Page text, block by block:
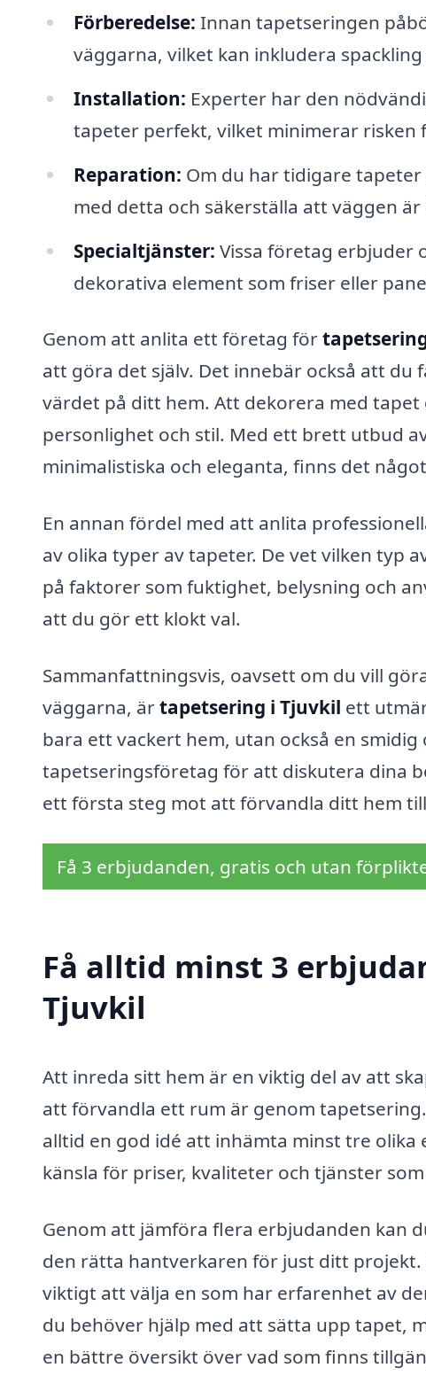
Förberedelse: Innan tapetseringen
väggarna, vilket kan inkludera
Installation: Experter har den
tapeter perfekt, vilket minimerar risken
Reparation: Om du har tidigare
med detta och säkerställa att väggen
Specialtjänster: Vissa företag erbjuder
dekorativa element som friser eller
Genom att anlita ett företag för
att göra det själv. Det innebär också att
värdet på ditt hem. Att dekorera med
personlighet och stil. Med ett brett utbud
minimalistiska och eleganta, finns det
En annan fördel med att anlita
av olika typer av tapeter. De vet vilken typ
på faktorer som fuktighet, belysning och
att du gör ett klokt val.
Sammanfattningsvis, oavsett om du vill
väggarna, ärtapetsering i Tjuvkil ett
bara ett vackert hem, utan också en
tapetseringsföretag för att diskutera dina
ett första steg mot att förvandla ditt hem
Få 3 erbjudanden, gratis och utan
Få alltid minst 3
Tjuvkil
Att inreda sitt hem är en viktig del av att
att förvandla ett rum är genom
alltid en god idé att inhämta minst tre
känsla för priser, kvaliteter och tjänster
Genom att jämföra flera erbjudanden kan
den rätta hantverkaren för just ditt projekt.
viktigt att välja en som har erfarenhet av
du behöver hjälp med att sätta upp tapet,
en bättre översikt över vad som finns